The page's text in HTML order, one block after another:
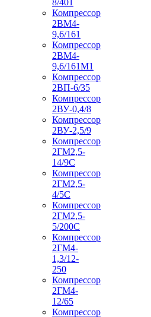
Компрессор
2ВМ4-
9,6/161
Компрессор
2ВМ4-
9,6/161М1
Компрессор
2ВП-6/35
Компрессор
2ВУ-0,4/8
Компрессор
2ВУ-2,5/9
Компрессор
2ГМ2,5-
14/9С
Компрессор
2ГМ2,5-
4/5С
Компрессор
2ГМ2,5-
5/200С
Компрессор
2ГМ4-
1,3/12-
250
Компрессор
2ГМ4-
12/65
Компрессор